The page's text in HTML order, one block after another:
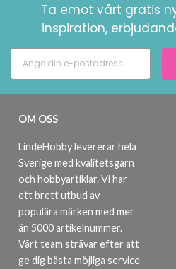
Ta emot vårt gratis
inspiration,
OM OSS
LindeHobby levererar hela
Sverige med kvalitetsgarn
och hobbyartiklar. Vi har
ett brett utbud av
populära märken med mer
än 5000 artikelnummer.
Vårt team strävar efter att
ge dig bästa möjliga service